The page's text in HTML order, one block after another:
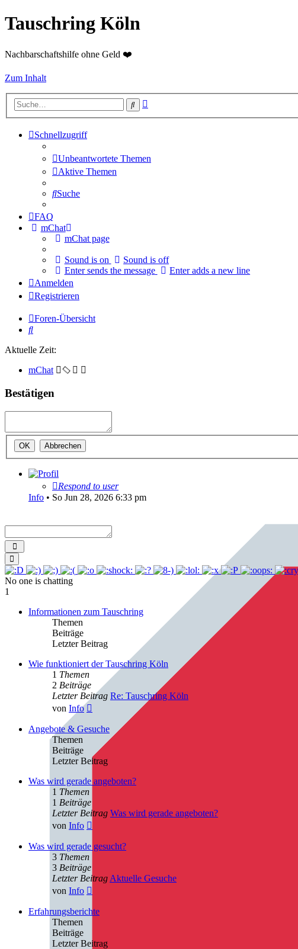
Tauschring Köln
Nachbarschaftshilfe ohne Geld ❤️
Zum Inhalt
Suche
Schnellzugriff
Unbeantwortete Themen
Aktive Themen
Suche
FAQ
mChat
mChat page
Sound is on
Sound is off
Enter sends the message
Enter adds a new line
Anmelden
Registrieren
Foren-Übersicht
Suche
Aktuelle Zeit:
mChat
Bestätigen
Respond to user
Info • So Jun 28, 2026 6:33 pm
No one is chatting
1
Informationen zum Tauschring
Themen
Beiträge
Letzter Beitrag
Wie funktioniert der Tauschring Köln
1 Themen
2 Beiträge
Letzter Beitrag Re: Tauschring Köln
von Info
Angebote & Gesuche
Themen
Beiträge
Letzter Beitrag
Was wird gerade angeboten?
1 Themen
1 Beiträge
Letzter Beitrag Was wird gerade angeboten?
von Info
Was wird gerade gesucht?
3 Themen
3 Beiträge
Letzter Beitrag Aktuelle Gesuche
von Info
Erfahrungsberichte
Themen
Beiträge
Letzter Beitrag